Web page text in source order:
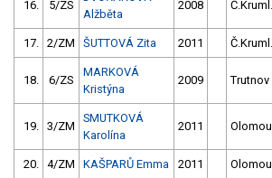
16. 5/ZS
Alžběta
2008 Č.Kruml.
17. 2/ZM ŠUTTOVÁ Zita 2011 Č.Kruml.
18. 6/ZS
MARKOVÁ
Kristýna
2009 Trutnov
19. 3/ZM
SMUTKOVÁ
Karolína
2011
20. 4/ZM KAŠPARŮ Emma 2011